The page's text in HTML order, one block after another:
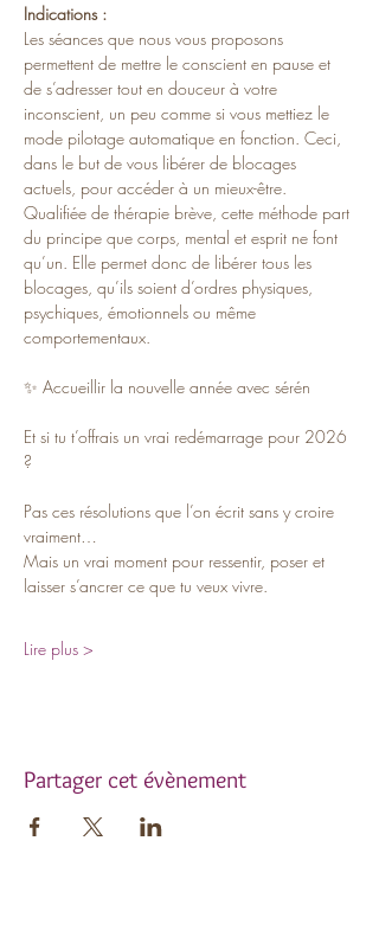
Indications :
Les séances que nous vous proposons
permettent de mettre le conscient en pause et
de s’adresser tout en douceur à votre
inconscient, un peu comme si vous mettiez le
mode pilotage automatique en fonction. Ceci,
dans le but de vous libérer de blocages
actuels, pour accéder à un mieux-être.
Qualifiée de thérapie brève, cette méthode part
du principe que corps, mental et esprit ne font
qu’un. Elle permet donc de libérer tous les
blocages, qu’ils soient d’ordres physiques,
psychiques, émotionnels ou même
comportementaux.
✨ Accueillir la nouvelle année avec sérén
Et si tu t’offrais un vrai redémarrage pour 2026
?
Pas ces résolutions que l’on écrit sans y croire
vraiment…
Mais un vrai moment pour ressentir, poser et
laisser s’ancrer ce que tu veux vivre.
Lire plus >
Partager cet évènement